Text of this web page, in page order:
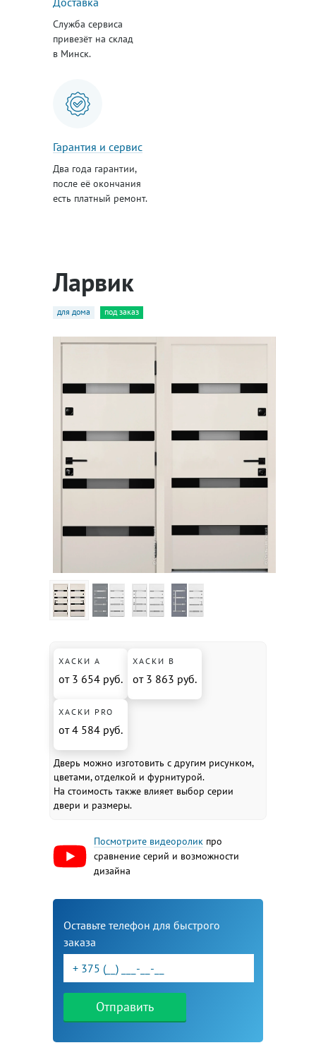
Служба сервиса
привезёт на склад
в Минск.
Гарантия и сервис
Два года гарантии,
после её окончания
есть платный ремонт.
Ларвик
для дома под заказ
ХАСКИ А
от 3 654 руб.
ХАСКИ В
от 3 863 руб.
ХАСКИ PRO
от 4 584 руб.
Дверь можно изготовить с другим рисунком,
цветами, отделкой и фурнитурой.
На стоимость также влияет выбор серии
двери и размеры.
Посмотрите видеоролик про
сравнение серий и возможности
дизайна
Оставьте телефон для быстрого
заказа
Отправить